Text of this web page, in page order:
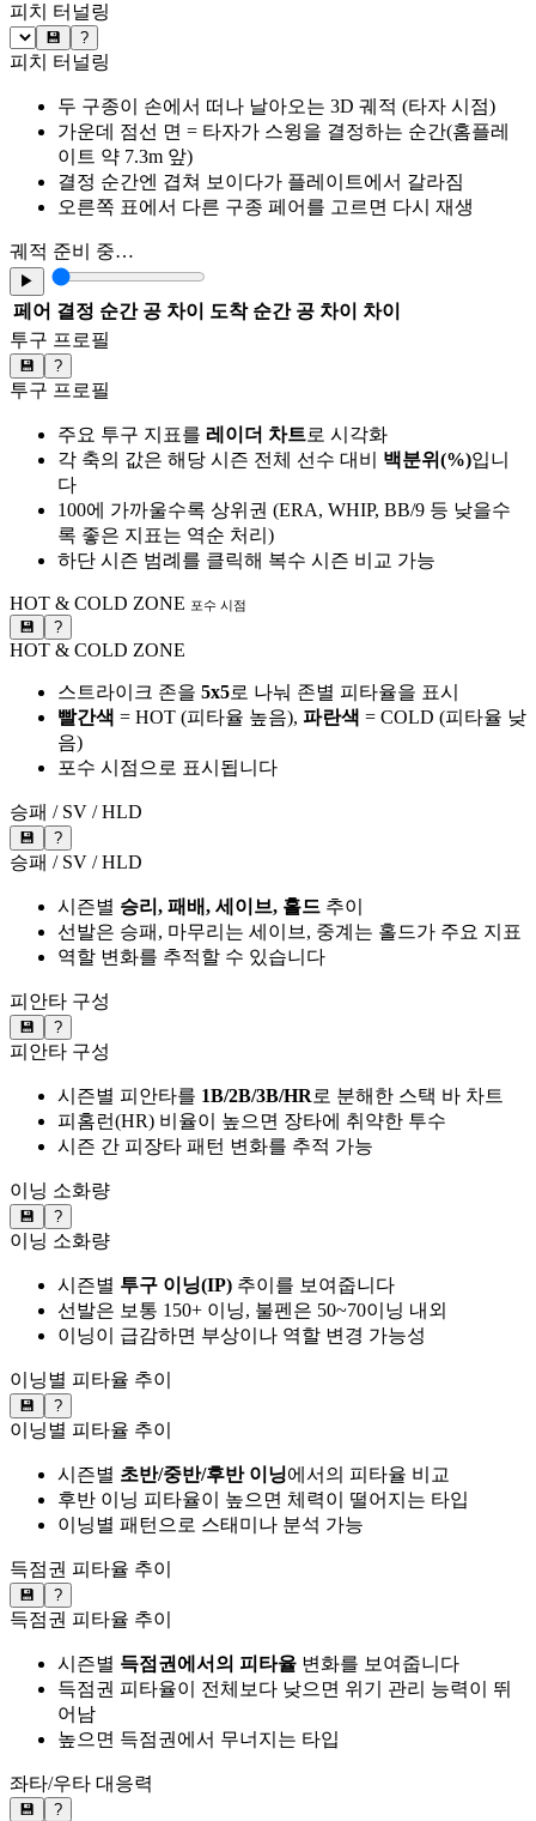
피치 터널링
💾 ?
피치 터널링
두 구종이 손에서 떠나 날아오는 3D 궤적 (타자 시점)
가운데 점선 면 = 타자가 스윙을 결정하는 순간(홈플레
이트 약 7.3m 앞)
결정 순간엔 겹쳐 보이다가 플레이트에서 갈라짐
오른쪽 표에서 다른 구종 페어를 고르면 다시 재생
궤적 준비 중…
▶
페어 결정 순간 공 차이 도착 순간 공 차이
차이
투구 프로필
💾 ?
투구 프로필
주요 투구 지표를 레이더 차트로 시각화
각 축의 값은 해당 시즌 전체 선수 대비 백분위(%)입니
다
100에 가까울수록 상위권 (ERA, WHIP, BB/9 등 낮을수
록 좋은 지표는 역순 처리)
하단 시즌 범례를 클릭해 복수 시즌 비교 가능
HOT & COLD ZONE 포수 시점
💾 ?
HOT & COLD ZONE
스트라이크 존을 5x5로 나눠 존별 피타율을 표시
빨간색 = HOT (피타율 높음), 파란색 = COLD (피타율 낮
음)
포수 시점으로 표시됩니다
승패 / SV / HLD
💾 ?
승패 / SV / HLD
시즌별 승리, 패배, 세이브, 홀드 추이
선발은 승패, 마무리는 세이브, 중계는 홀드가 주요 지표
역할 변화를 추적할 수 있습니다
피안타 구성
💾 ?
피안타 구성
시즌별 피안타를 1B/2B/3B/HR로 분해한 스택 바 차트
피홈런(HR) 비율이 높으면 장타에 취약한 투수
시즌 간 피장타 패턴 변화를 추적 가능
이닝 소화량
💾 ?
이닝 소화량
시즌별 투구 이닝(IP) 추이를 보여줍니다
선발은 보통 150+ 이닝, 불펜은 50~70이닝 내외
이닝이 급감하면 부상이나 역할 변경 가능성
이닝별 피타율 추이
💾 ?
이닝별 피타율 추이
시즌별 초반/중반/후반 이닝에서의 피타율 비교
후반 이닝 피타율이 높으면 체력이 떨어지는 타입
이닝별 패턴으로 스태미나 분석 가능
득점권 피타율 추이
💾 ?
득점권 피타율 추이
시즌별 득점권에서의 피타율 변화를 보여줍니다
득점권 피타율이 전체보다 낮으면 위기 관리 능력이 뛰
어남
높으면 득점권에서 무너지는 타입
좌타/우타 대응력
💾 ?